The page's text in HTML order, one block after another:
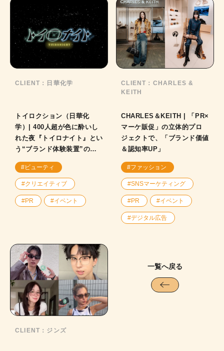
CLIENT： 日華化学
トイロクション（日華化
学）| 400人超が色に酔いし
れた夜『トイロナイト』とい
う“ブランド体験装置”の裏
側！
#ビューティ
#クリエイティブ
#PR #イベント
CLIENT： CHARLES &
KEITH
CHARLES＆KEITH | 「PR×
マーケ販促」の立体的プロ
ジェクトで、「ブランド価値
＆認知率UP」
#ファッション
#SNSマーケティング
#PR #イベント
#デジタル広告
CLIENT： ジンズ
一覧へ戻る